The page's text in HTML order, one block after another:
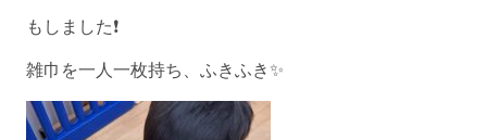
もしました❗️
雑巾を一人一枚持ち、ふきふき✨